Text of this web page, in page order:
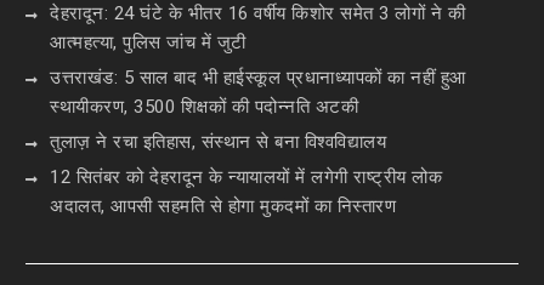
देहरादून: 24 घंटे के भीतर 16 वर्षीय किशोर समेत 3 लोगों ने की
आत्महत्या, पुलिस जांच में जुटी
उत्तराखंड: 5 साल बाद भी हाईस्कूल प्रधानाध्यापकों का नहीं हुआ
स्थायीकरण, 3500 शिक्षकों की पदोन्नति अटकी
तुलाज़ ने रचा इतिहास, संस्थान से बना विश्वविद्यालय
12 सितंबर को देहरादून के न्यायालयों में लगेगी राष्ट्रीय लोक
अदालत, आपसी सहमति से होगा मुकदमों का निस्तारण